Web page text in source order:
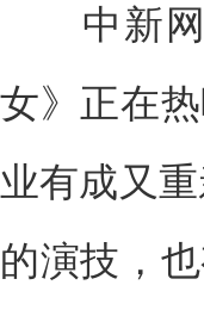
中新网8
女》正在
业有成又
的演技，